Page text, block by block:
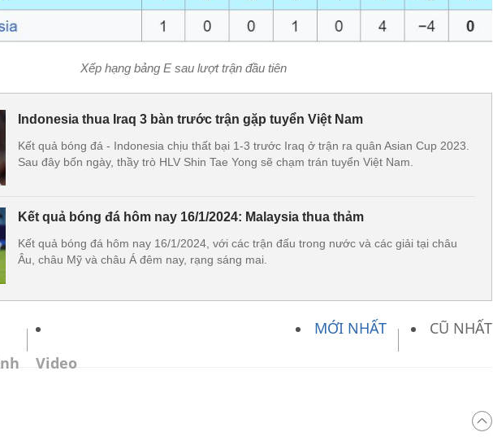
Xếp hạng bảng E sau lượt trận đầu tiên
Indonesia thua Iraq 3 bàn trước trận gặp tuyển Việt Nam
Kết quả bóng đá - Indonesia chịu thất bại 1-3 trước Iraq ở trận ra quân Asian Cup 2023.
Sau đây bốn ngày, thầy trò HLV Shin Tae Yong sẽ chạm trán tuyển Việt Nam.
Kết quả bóng đá hôm nay 16/1/2024: Malaysia thua thảm
Kết quả bóng đá hôm nay 16/1/2024, với các trận đấu trong nước và các giải tại châu
Âu, châu Mỹ và châu Á đêm nay, rạng sáng mai.
Video
MỚI NHẤT CŨ NHẤT